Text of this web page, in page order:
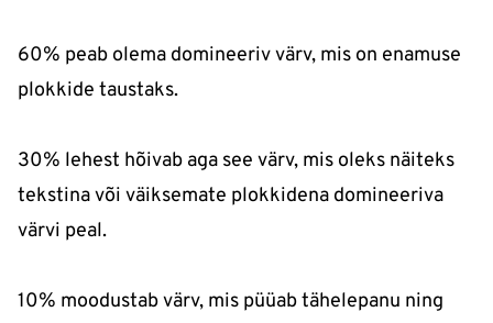
60% peab olema domineeriv värv, mis on enamuse
plokkide taustaks.
30% lehest hõivab aga see värv, mis oleks näiteks
tekstina või väiksemate plokkidena domineeriva
värvi peal.
10% moodustab värv, mis püüab tähelepanu ning